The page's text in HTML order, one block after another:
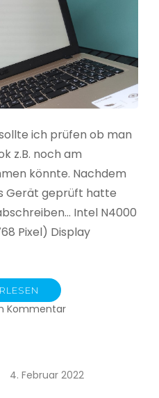
ich prüfen ob man
z.B. noch am
könnte. Nachdem
Gerät geprüft hatte
Intel N4000
Pixel) Display
Kommentarzu
4. Februar 2022